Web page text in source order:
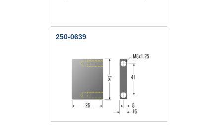
250-0639